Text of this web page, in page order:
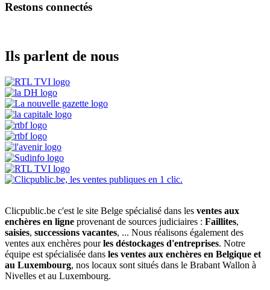
Restons connectés
Ils parlent de nous
Clicpublic.be c'est le site Belge spécialisé dans les ventes aux
enchères en ligne provenant de sources judiciaires : Faillites,
saisies, successions vacantes, ... Nous réalisons également des
ventes aux enchères pourles déstockages d'entreprises. Notre
équipe est spécialisée dans les ventes aux enchères en Belgique et
au Luxembourg, nos locaux sont situés dans le Brabant Wallon à
Nivelles et au Luxembourg.